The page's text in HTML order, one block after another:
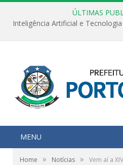
ÚLTIMAS
MENU
Home » Notícias » Vem aí a